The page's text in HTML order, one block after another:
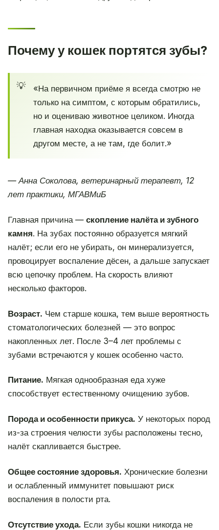
Почему у кошек портятся зубы?
«На первичном приёме я всегда смотрю не
только на симптом, с которым обратились,
но и оцениваю животное целиком. Иногда
главная находка оказывается совсем в
другом месте, а не там, где болит.»
— Анна Соколова, ветеринарный терапевт, 12
лет практики, МГАВМиБ
Главная причина — скопление налёта и зубного
камня. На зубах постоянно образуется мягкий
налёт; если его не убирать, он минерализуется,
провоцирует воспаление дёсен, а дальше запускает
всю цепочку проблем. На скорость влияют
несколько факторов.
Возраст. Чем старше кошка, тем выше вероятность
стоматологических болезней — это вопрос
накопленных лет. После 3–4 лет проблемы с
зубами встречаются у кошек особенно часто.
Питание. Мягкая однообразная еда хуже
способствует естественному очищению зубов.
Порода и особенности прикуса. У некоторых пород
из-за строения челюсти зубы расположены тесно,
налёт скапливается быстрее.
Общее состояние здоровья. Хронические болезни
и ослабленный иммунитет повышают риск
воспаления в полости рта.
Отсутствие ухода. Если зубы кошки никогда не